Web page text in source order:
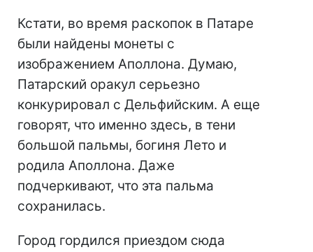
Кстати, во время раскопок в Патаре
были найдены монеты с
изображением Аполлона. Думаю,
Патарский оракул серьезно
конкурировал с Дельфийским. А еще
говорят, что именно здесь, в тени
большой пальмы, богиня Лето и
родила Аполлона. Даже
подчеркивают, что эта пальма
сохранилась.
Город гордился приездом сюда